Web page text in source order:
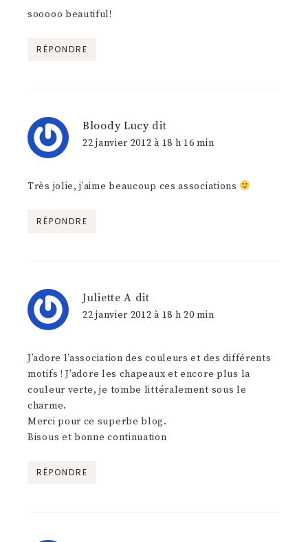
sooooo beautiful!
RÉPONDRE
Bloody Lucy dit
22 janvier 2012 à 18 h 16 min
Très jolie, j’aime beaucoup ces associations
RÉPONDRE
Juliette A dit
22 janvier 2012 à 18 h 20 min
J’adore l’association des couleurs et des différents
motifs ! J’adore les chapeaux et encore plus la
couleur verte, je tombe littéralement sous le
charme.
Merci pour ce superbe blog.
Bisous et bonne continuation
RÉPONDRE